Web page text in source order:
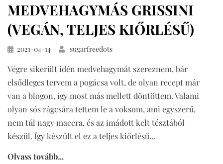
MEDVEHAGYMÁS GRISSINI
(VEGÁN, TELJES KIŐRLÉSŰ)
Közzétéve
2021-04-14 sugarfreedots
Végre sikerült idén medvehagymát szereznem, bár
elsődleges tervem a pogácsa volt, de olyan recept már
van a blogon, így most más mellett döntöttem. Valami
olyan sós rágcsára tettem le a voksom, ami egyszerű,
nem túl nagy macera, és az imádott kelt tésztából
készül. Így készült el ez a teljes kiőrlésű…
Olvass tovább...